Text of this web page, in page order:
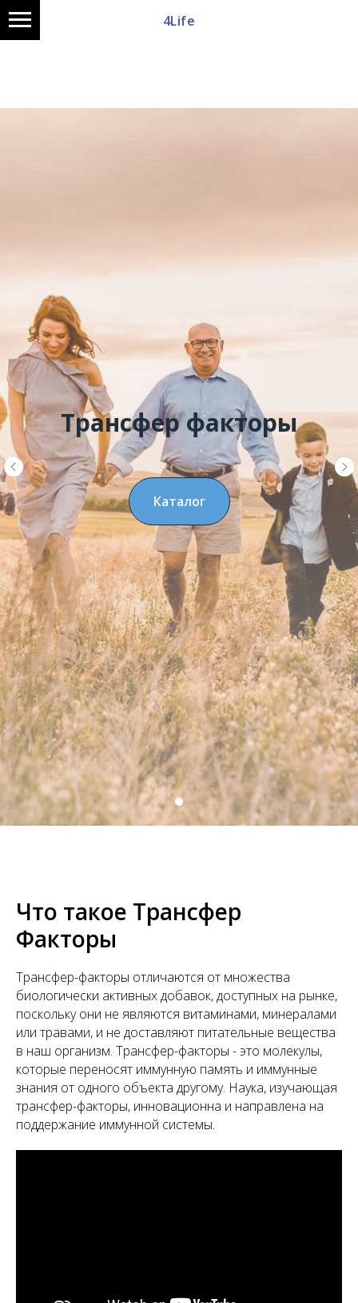
4Life
Трансфер факторы
Каталог
Что такое Трансфер
Факторы
Трансфер-факторы отличаются от множества
биологически активных добавок, доступных на рынке,
поскольку они не являются витаминами, минералами
или травами, и не доставляют питательные вещества
в наш организм. Трансфер-факторы - это молекулы,
которые переносят иммунную память и иммунные
знания от одного объекта другому. Наука, изучающая
трансфер-факторы, инновационна и направлена на
поддержание иммунной системы.